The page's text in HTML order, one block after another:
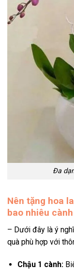
Đa
Nên tặng hoa
bao nhiêu
– Dưới đây là ý
quà phù hợp với
Chậu 1 cành: